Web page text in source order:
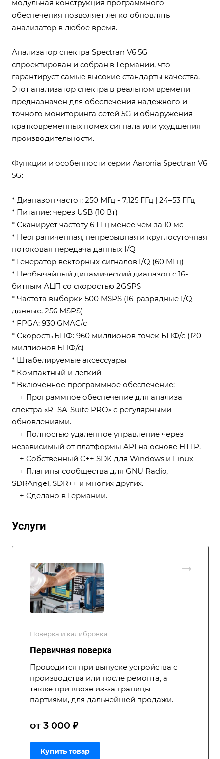
модульная конструкция программного
обеспечения позволяет легко обновлять
анализатор в любое время.
Анализатор спектра Spectran V6 5G
спроектирован и собран в Германии, что
гарантирует самые высокие стандарты качества.
Этот анализатор спектра в реальном времени
предназначен для обеспечения надежного и
точного мониторинга сетей 5G и обнаружения
кратковременных помех сигнала или ухудшения
производительности.
Функции и особенности серии Aaronia Spectran V6
5G:
* Диапазон частот: 250 МГц - 7,125 ГГц | 24–53 ГГц
* Питание: через USB (10 Вт)
* Сканирует частоту 6 ГГц менее чем за 10 мс
* Неограниченная, непрерывная и круглосуточная
потоковая передача данных I/Q
* Генератор векторных сигналов I/Q (60 МГц)
* Необычайный динамический диапазон с 16-
битным АЦП со скоростью 2GSPS
* Частота выборки 500 MSPS (16-разрядные I/Q-
данные, 256 MSPS)
* FPGA: 930 GMAC/с
* Скорость БПФ: 960 миллионов точек БПФ/с (120
миллионов БПФ/с)
* Штабелируемые аксессуары
* Компактный и легкий
* Включенное программное обеспечение:
+ Программное обеспечение для анализа
спектра «RTSA-Suite PRO» с регулярными
обновлениями.
+ Полностью удаленное управление через
независимый от платформы API на основе HTTP.
+ Собственный C++ SDK для Windows и Linux
+ Плагины сообщества для GNU Radio,
SDRAngel, SDR++ и многих других.
+ Сделано в Германии.
Услуги
Поверка и калибровка
Первичная поверка
Проводится при выпуске устройства с
производства или после ремонта, а
также при ввозе из-за границы
партиями, для дальнейшей продажи.
от 3 000 ₽
Купить товар